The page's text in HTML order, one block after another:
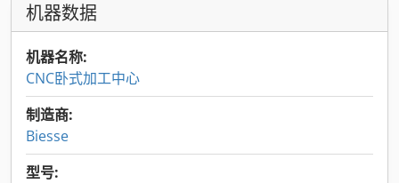
机器数据
机器名称:
CNC卧式加工中心
制造商:
Biesse
型号: